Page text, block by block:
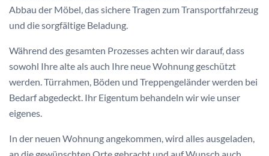
Abbau der Möbel, das sichere Tragen zum Transportfahrzeug
und die sorgfältige Beladung.
Während des gesamten Prozesses achten wir darauf, dass
sowohl Ihre alte als auch Ihre neue Wohnung geschützt
werden. Türrahmen, Böden und Treppengeländer werden bei
Bedarf abgedeckt. Ihr Eigentum behandeln wir wie unser
eigenes.
In der neuen Wohnung angekommen, wird alles ausgeladen,